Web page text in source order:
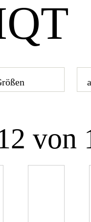
von